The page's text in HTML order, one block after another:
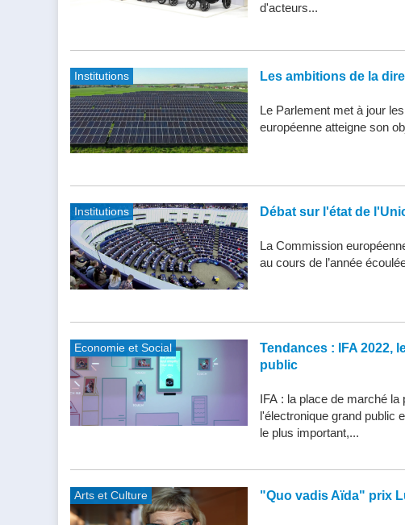
d'acteurs...
Institutions Les ambitions de la
Le Parlement met à jour
européenne atteigne son
Institutions Débat sur l'état de
La Commission
au cours de l’année
Economie et Social
Tendances : IFA 2022,
public
IFA : la place de marché
l'électronique grand public
le plus important,...
Arts et Culture "Quo vadis Aïda" prix